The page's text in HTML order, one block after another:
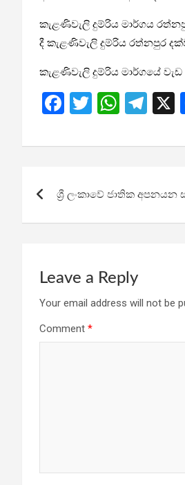
කැළණිවැලි දුම්රිය මාර්ගය
දී කැළණිවැලි දුම්රිය රත්නපුර
කැළණිවැලි දුම්රිය මාර්ගයේ
F
ce
o
T
tt
W
at
A
T
e
a
navigation
ශ්‍රී ලංකාවේ ජාතික අපනයන
Leave a Reply
Your email address will not be
Comment *